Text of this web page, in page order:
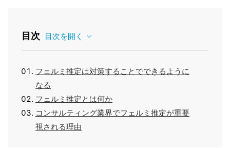
目次 目次を開く
フェルミ推定は対策することでできるように
なる
フェルミ推定とは何か
コンサルティング業界でフェルミ推定が重要
視される理由